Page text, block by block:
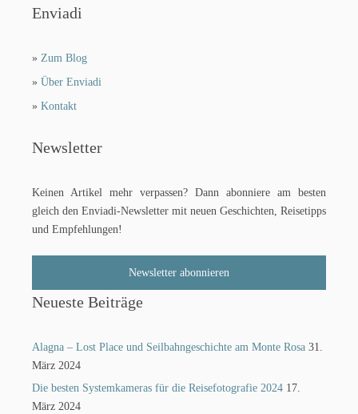
Enviadi
» Zum Blog
» Über Enviadi
» Kontakt
Newsletter
Keinen Artikel mehr verpassen? Dann abonniere am besten
gleich den Enviadi-Newsletter mit neuen Geschichten, Reisetipps
und Empfehlungen!
Newsletter abonnieren
Neueste Beiträge
Alagna – Lost Place und Seilbahngeschichte am Monte Rosa 31.
März 2024
Die besten Systemkameras für die Reisefotografie 2024 17.
März 2024